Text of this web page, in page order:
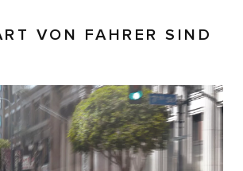
VON FAHRER SIND